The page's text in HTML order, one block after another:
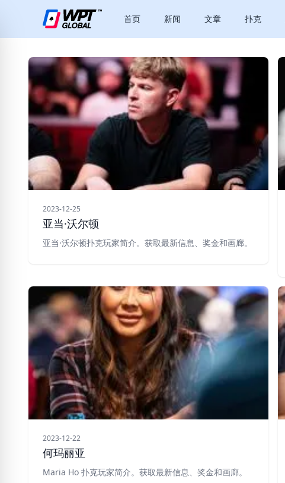
首页 新闻 文章 扑克
2023-12-25
亚当·沃尔顿
亚当·沃尔顿扑克玩家简介。获取最新信息、奖金和画廊。
2023-12-22
何玛丽亚
Maria Ho 扑克玩家简介。获取最新信息、奖金和画廊。